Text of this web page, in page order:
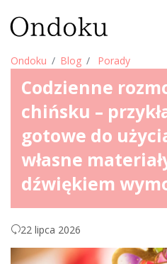
Ondoku Blog Porady
Codzienne
chińsku –
gotowe do
własne
dźwiękiem
22 lipca 2026